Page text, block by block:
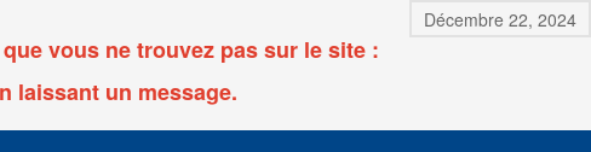
vous ne trouvez pas sur le site :
laissant un message.
Décembre 22, 2024